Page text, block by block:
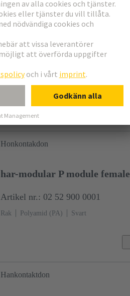
Honkontakdon
SEK mezz Fe 20P THT
Artikel nr.: 09 19 520 6824
Genomlödningsteknik (THR),
Au över Pd/Ni Kopplingssida
Honkontakdon
har-modular P module
Artikel nr.: 02 52 900 0001
Rak Polyamid (PA) Svart
Hankontaktdon